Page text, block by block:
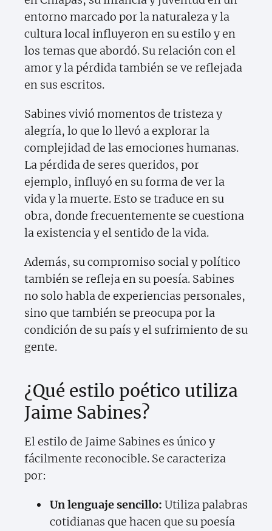
entorno marcado por la naturaleza y la
cultura local influyeron en su estilo y en
los temas que abordó. Su relación con el
amor y la pérdida también se ve reflejada
en sus escritos.
Sabines vivió momentos de tristeza y
alegría, lo que lo llevó a explorar la
complejidad de las emociones humanas.
La pérdida de seres queridos, por
ejemplo, influyó en su forma de ver la
vida y la muerte. Esto se traduce en su
obra, donde frecuentemente se cuestiona
la existencia y el sentido de la vida.
Además, su compromiso social y político
también se refleja en su poesía. Sabines
no solo habla de experiencias personales,
sino que también se preocupa por la
condición de su país y el sufrimiento de su
gente.
¿Qué estilo poético utiliza
Jaime Sabines?
El estilo de Jaime Sabines es único y
fácilmente reconocible. Se caracteriza
por:
Un lenguaje sencillo: Utiliza palabras
cotidianas que hacen que su poesía